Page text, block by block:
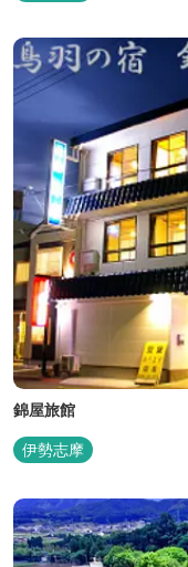
錦屋旅館
伊勢志摩